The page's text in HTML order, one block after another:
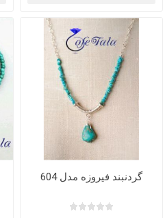
گردنبند فیروزه مدل 604